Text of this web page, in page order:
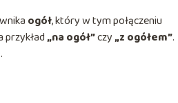
ogół, który w tym połączeniu
przykład„na ogół”czy„z ogółem”.